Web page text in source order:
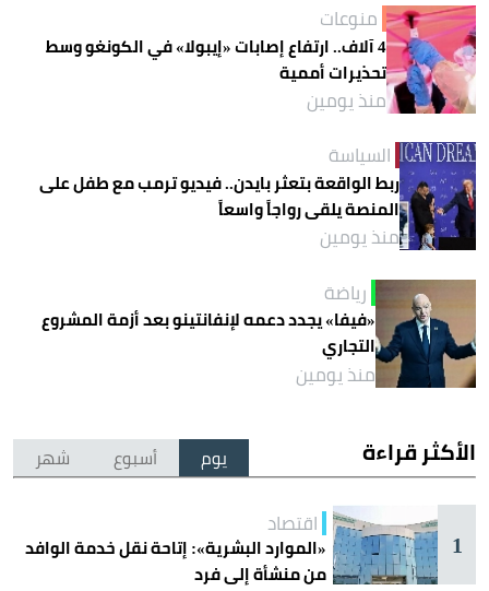
منوعات
4 آلاف.. ارتفاع إصابات «إيبولا» في الكونغو وسط
تحذيرات أممية
منذ يومين
السياسة
ربط الواقعة بتعثر بايدن.. فيديو ترمب مع طفل على
المنصة يلقى رواجاً واسعاً
منذ يومين
رياضة
«فيفا» يجدد دعمه لإنفانتينو بعد أزمة المشروع
التجاري
منذ يومين
الأكثر قراءة يوم أسبوع شهر
1
اقتصاد
«الموارد البشرية»: إتاحة نقل خدمة الوافد
من منشأة إلى فرد